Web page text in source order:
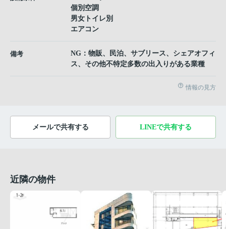
個別空調
男女トイレ別
エアコン
備考
NG：物販、民泊、サブリース、シェアオフィ
ス、その他不特定多数の出入りがある業種
情報の見方
メールで共有する LINEで共有する
近隣の物件